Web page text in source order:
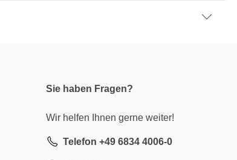
Sie haben Fragen?
Wir helfen Ihnen gerne weiter!
Telefon +49 6834 4006-0